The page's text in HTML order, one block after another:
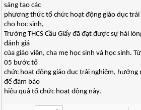
sáng tạo các
phương thức tổ chức hoạt động giáo dục
cho học sinh,
Trường THCS Cầu Giấy đã đạt được sự hài
đánh giá
của giáo viên, cha mẹ học sinh và học sinh.
05 bước tổ
chức hoạt động giáo dục trải nghiệm, hướng
để đảm bảo
hiệu quả tổ chức hoạt động này.